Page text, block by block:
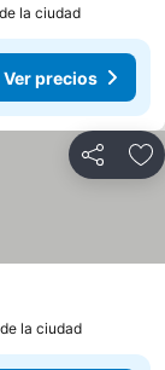
la ciudad
Ver precios
Compartir
la ciudad